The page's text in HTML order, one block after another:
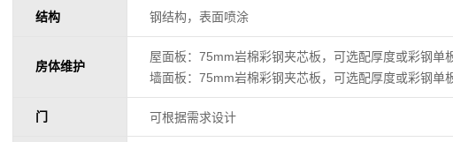
结构 钢结构，表面喷涂
房体维护
屋面板：75mm岩棉彩钢夹芯板，可选配厚度或彩钢单
墙面板：75mm岩棉彩钢夹芯板，可选配厚度或彩钢单
门 可根据需求设计